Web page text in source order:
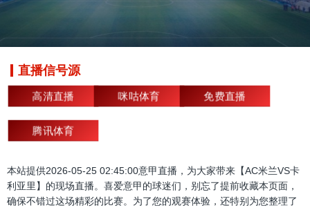
直播信号源
高清直播 咪咕体育 免费直播
腾讯体育
本站提供2026-05-25 02:45:00意甲直播，为大家带来【AC米兰VS卡
利亚里】的现场直播。喜爱意甲的球迷们，别忘了提前收藏本页面，
确保不错过这场精彩的比赛。为了您的观赛体验，还特别为您整理了